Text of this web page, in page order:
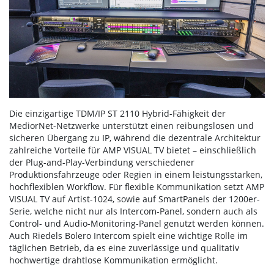
Die einzigartige TDM/IP ST 2110 Hybrid-Fähigkeit der
MediorNet-Netzwerke unterstützt einen reibungslosen und
sicheren Übergang zu IP, während die dezentrale Architektur
zahlreiche Vorteile für AMP VISUAL TV bietet – einschließlich
der Plug-and-Play-Verbindung verschiedener
Produktionsfahrzeuge oder Regien in einem leistungsstarken,
hochflexiblen Workflow. Für flexible Kommunikation setzt AMP
VISUAL TV auf Artist-1024, sowie auf SmartPanels der 1200er-
Serie, welche nicht nur als Intercom-Panel, sondern auch als
Control- und Audio-Monitoring-Panel genutzt werden können.
Auch Riedels Bolero Intercom spielt eine wichtige Rolle im
täglichen Betrieb, da es eine zuverlässige und qualitativ
hochwertige drahtlose Kommunikation ermöglicht.